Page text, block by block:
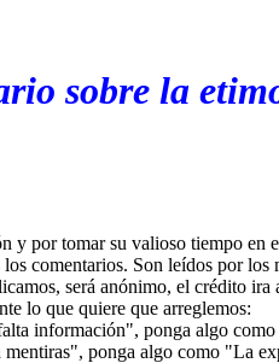
sobre la
y por tomar su valioso tiempo en
comentarios. Son leídos por
será anónimo, el crédito
lo que quiere que arreglemos:
información", ponga algo
ponga algo como "La